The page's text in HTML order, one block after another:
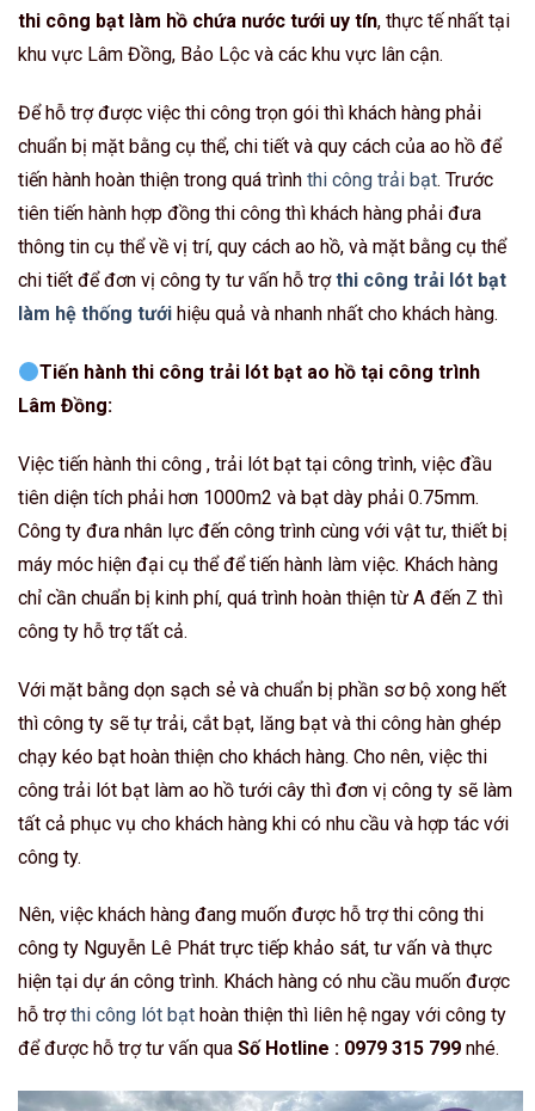
thi công bạt làm hồ chứa nước tưới uy tín, thực tế nhất tại
khu vực Lâm Đồng, Bảo Lộc và các khu vực lân cận.
Để hỗ trợ được việc thi công trọn gói thì khách hàng phải
chuẩn bị mặt bằng cụ thể, chi tiết và quy cách của ao hồ để
tiến hành hoàn thiện trong quá trình thi công trải bạt. Trước
tiên tiến hành hợp đồng thi công thì khách hàng phải đưa
thông tin cụ thể về vị trí, quy cách ao hồ, và mặt bằng cụ thể
chi tiết để đơn vị công ty tư vấn hỗ trợthi công trải lót bạt
làm hệ thống tưới hiệu quả và nhanh nhất cho khách hàng.
Tiến hành thi công trải lót bạt ao hồ tại công trình
Lâm Đồng:
Việc tiến hành thi công , trải lót bạt tại công trình, việc đầu
tiên diện tích phải hơn 1000m2 và bạt dày phải 0.75mm.
Công ty đưa nhân lực đến công trình cùng với vật tư, thiết bị
máy móc hiện đại cụ thể để tiến hành làm việc. Khách hàng
chỉ cần chuẩn bị kinh phí, quá trình hoàn thiện từ A đến Z thì
công ty hỗ trợ tất cả.
Với mặt bằng dọn sạch sẻ và chuẩn bị phần sơ bộ xong hết
thì công ty sẽ tự trải, cắt bạt, lăng bạt và thi công hàn ghép
chạy kéo bạt hoàn thiện cho khách hàng. Cho nên, việc thi
công trải lót bạt làm ao hồ tưới cây thì đơn vị công ty sẽ làm
tất cả phục vụ cho khách hàng khi có nhu cầu và hợp tác với
công ty.
Nên, việc khách hàng đang muốn được hỗ trợ thi công thi
công ty Nguyễn Lê Phát trực tiếp khảo sát, tư vấn và thực
hiện tại dự án công trình. Khách hàng có nhu cầu muốn được
hỗ trợthi công lót bạt hoàn thiện thì liên hệ ngay với công ty
để được hỗ trợ tư vấn qua Số Hotline : 0979 315 799 nhé.